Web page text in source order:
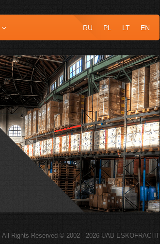
RU PL LT EN
All Rights Reserved © 2002 - 2026 UAB ESKOFRACHT